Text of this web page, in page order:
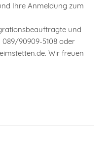
Ihre Anmeldung zum
und
90909-5108 oder
Wir freuen